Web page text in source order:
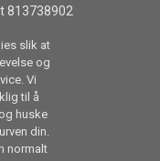
813738902
slik at
og
Vi
til å
huske
din.
normalt